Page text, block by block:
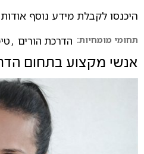
היכנסו לקבלת מידע נוסף אודות
תחומי מומחיות: הדרכת הורים ,
אנשי מקצוע בתחום